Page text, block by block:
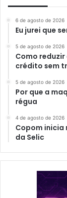
6 de agosto de 2026
Eu jurei que
5 de agosto de 2026
Como
crédito sem
5 de agosto de 2026
Por que a
régua
4 de agosto de 2026
Copom inicia
da Selic